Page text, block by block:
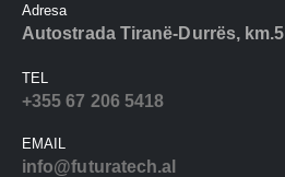
Adresa
Autostrada Tiranë-Durrës, km.5
TEL
+355 67 206 5418
EMAIL
info@futuratech.al